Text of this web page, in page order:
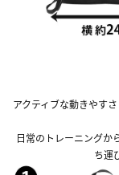
アクティブな動きやす
日常のトレーニングか
ち運